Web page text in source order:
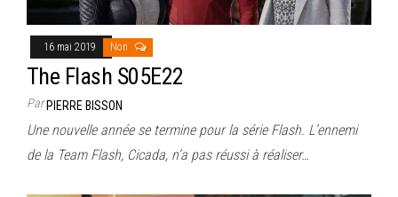
16 mai 2019 Non
The Flash S05E22
ParPIERRE BISSON
Une nouvelle année se termine pour la série Flash. L’ennemi
de la Team Flash, Cicada, n’a pas réussi à réaliser…